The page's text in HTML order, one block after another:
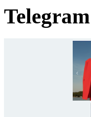
Telegram